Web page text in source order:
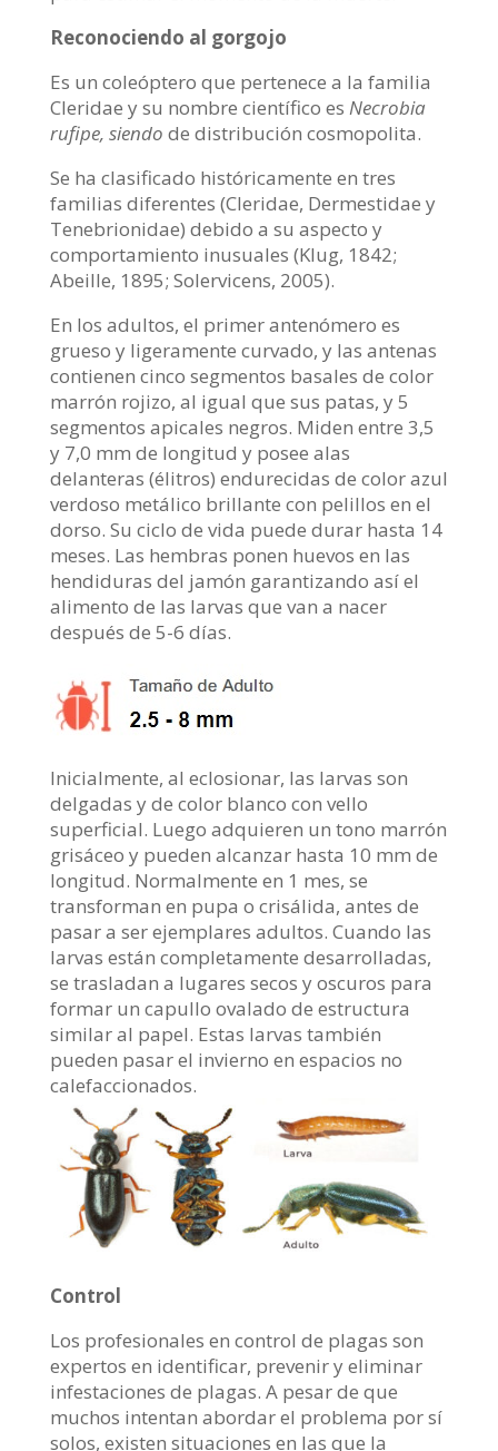
Reconociendo al gorgojo
Es un coleóptero que pertenece a la familia
Cleridae y su nombre científico es Necrobia
rufipe, siendo de distribución cosmopolita.
Se ha clasificado históricamente en tres
familias diferentes (Cleridae, Dermestidae y
Tenebrionidae) debido a su aspecto y
comportamiento inusuales (Klug, 1842;
Abeille, 1895; Solervicens, 2005).
En los adultos, el primer antenómero es
grueso y ligeramente curvado, y las antenas
contienen cinco segmentos basales de color
marrón rojizo, al igual que sus patas, y 5
segmentos apicales negros. Miden entre 3,5
y 7,0 mm de longitud y posee alas
delanteras (élitros) endurecidas de color azul
verdoso metálico brillante con pelillos en el
dorso. Su ciclo de vida puede durar hasta 14
meses. Las hembras ponen huevos en las
hendiduras del jamón garantizando así el
alimento de las larvas que van a nacer
después de 5-6 días.
Inicialmente, al eclosionar, las larvas son
delgadas y de color blanco con vello
superficial. Luego adquieren un tono marrón
grisáceo y pueden alcanzar hasta 10 mm de
longitud. Normalmente en 1 mes, se
transforman en pupa o crisálida, antes de
pasar a ser ejemplares adultos. Cuando las
larvas están completamente desarrolladas,
se trasladan a lugares secos y oscuros para
formar un capullo ovalado de estructura
similar al papel. Estas larvas también
pueden pasar el invierno en espacios no
calefaccionados.
Control
Los profesionales en control de plagas son
expertos en identificar, prevenir y eliminar
infestaciones de plagas. A pesar de que
muchos intentan abordar el problema por sí
solos, existen situaciones en las que la